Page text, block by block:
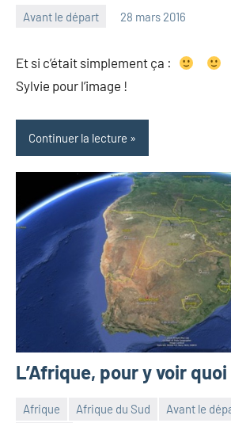
Avant le départ 28 mars 2016
Et si c’était simplement ça :
Sylvie pour l’image !
Continuer la lecture
L’Afrique, pour y voir quoi
Afrique Afrique du Sud Avant le